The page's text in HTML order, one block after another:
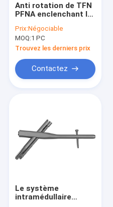
Anti rotation de TFN
PFNA enclenchant le
de système de clou
Prix:Négociable
MOQ:1 PC
Trouvez les derniers prix
Contactez
Le système
intramédullaire